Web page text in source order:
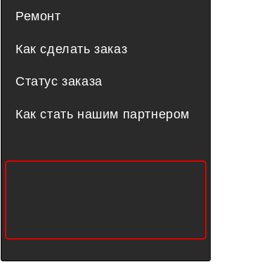
Ремонт
Как сделать заказ
Статус заказа
Как стать нашим партнером